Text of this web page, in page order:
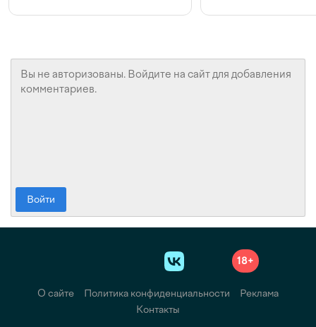
Войти
18+
О сайте Политика конфиденциальности
Реклама
Контакты